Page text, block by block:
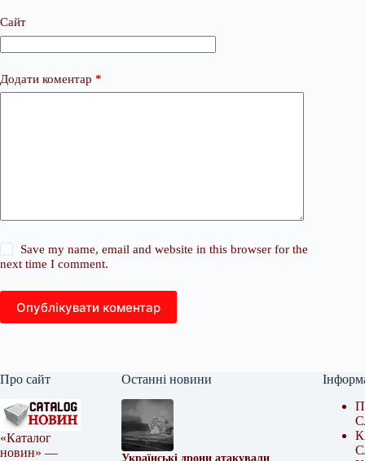
Сайт
Додати коментар *
Save my name, email and website in this browser for the
next time I comment.
Опублікувати коментар
Про сайт
«Каталог
новин» —
Останні новини
Українські дрони атакували